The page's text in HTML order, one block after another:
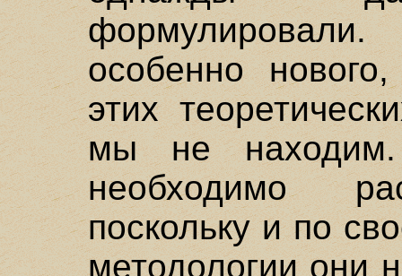
особенно
этих
мы не
необходимо
поскольку и по
методологии они